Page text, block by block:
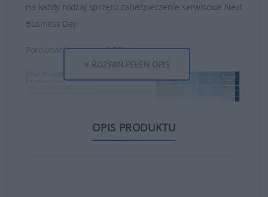
na każdy rodzaj sprzętu zabezpieczenie serwisowe Next
Business Day.
Porównanie gwarancji DELL:
ROZWIŃ PEŁEN OPIS
OPIS PRODUKTU